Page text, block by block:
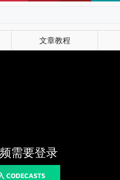
文章教程
需要登录
CODECASTS